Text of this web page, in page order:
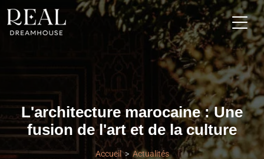
L'architecture marocaine : Une
fusion de l'art et de la culture
Accueil Actualités